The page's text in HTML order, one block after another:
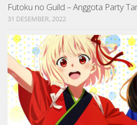
Futoku no Guild – Anggota Party
31 DESEMBER, 2022